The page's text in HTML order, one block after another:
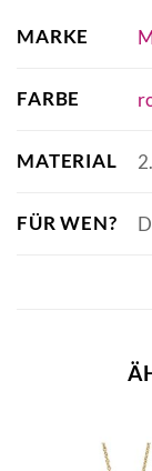
MARKE
FARBE
MATERIAL
FÜR WEN?